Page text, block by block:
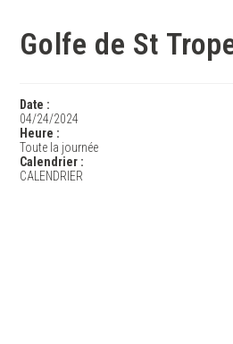
Golfe de St
Date :
04/24/2024
Heure :
Toute la journée
Calendrier :
CALENDRIER